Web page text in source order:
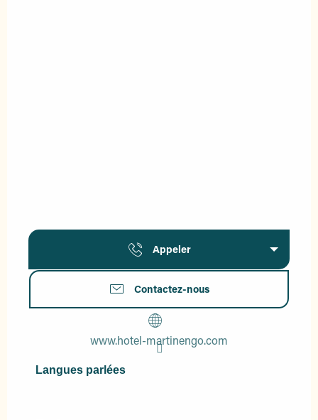
Appeler
Contactez-nous
www.hotel-martinengo.com
Langues parlées
Langues parlées